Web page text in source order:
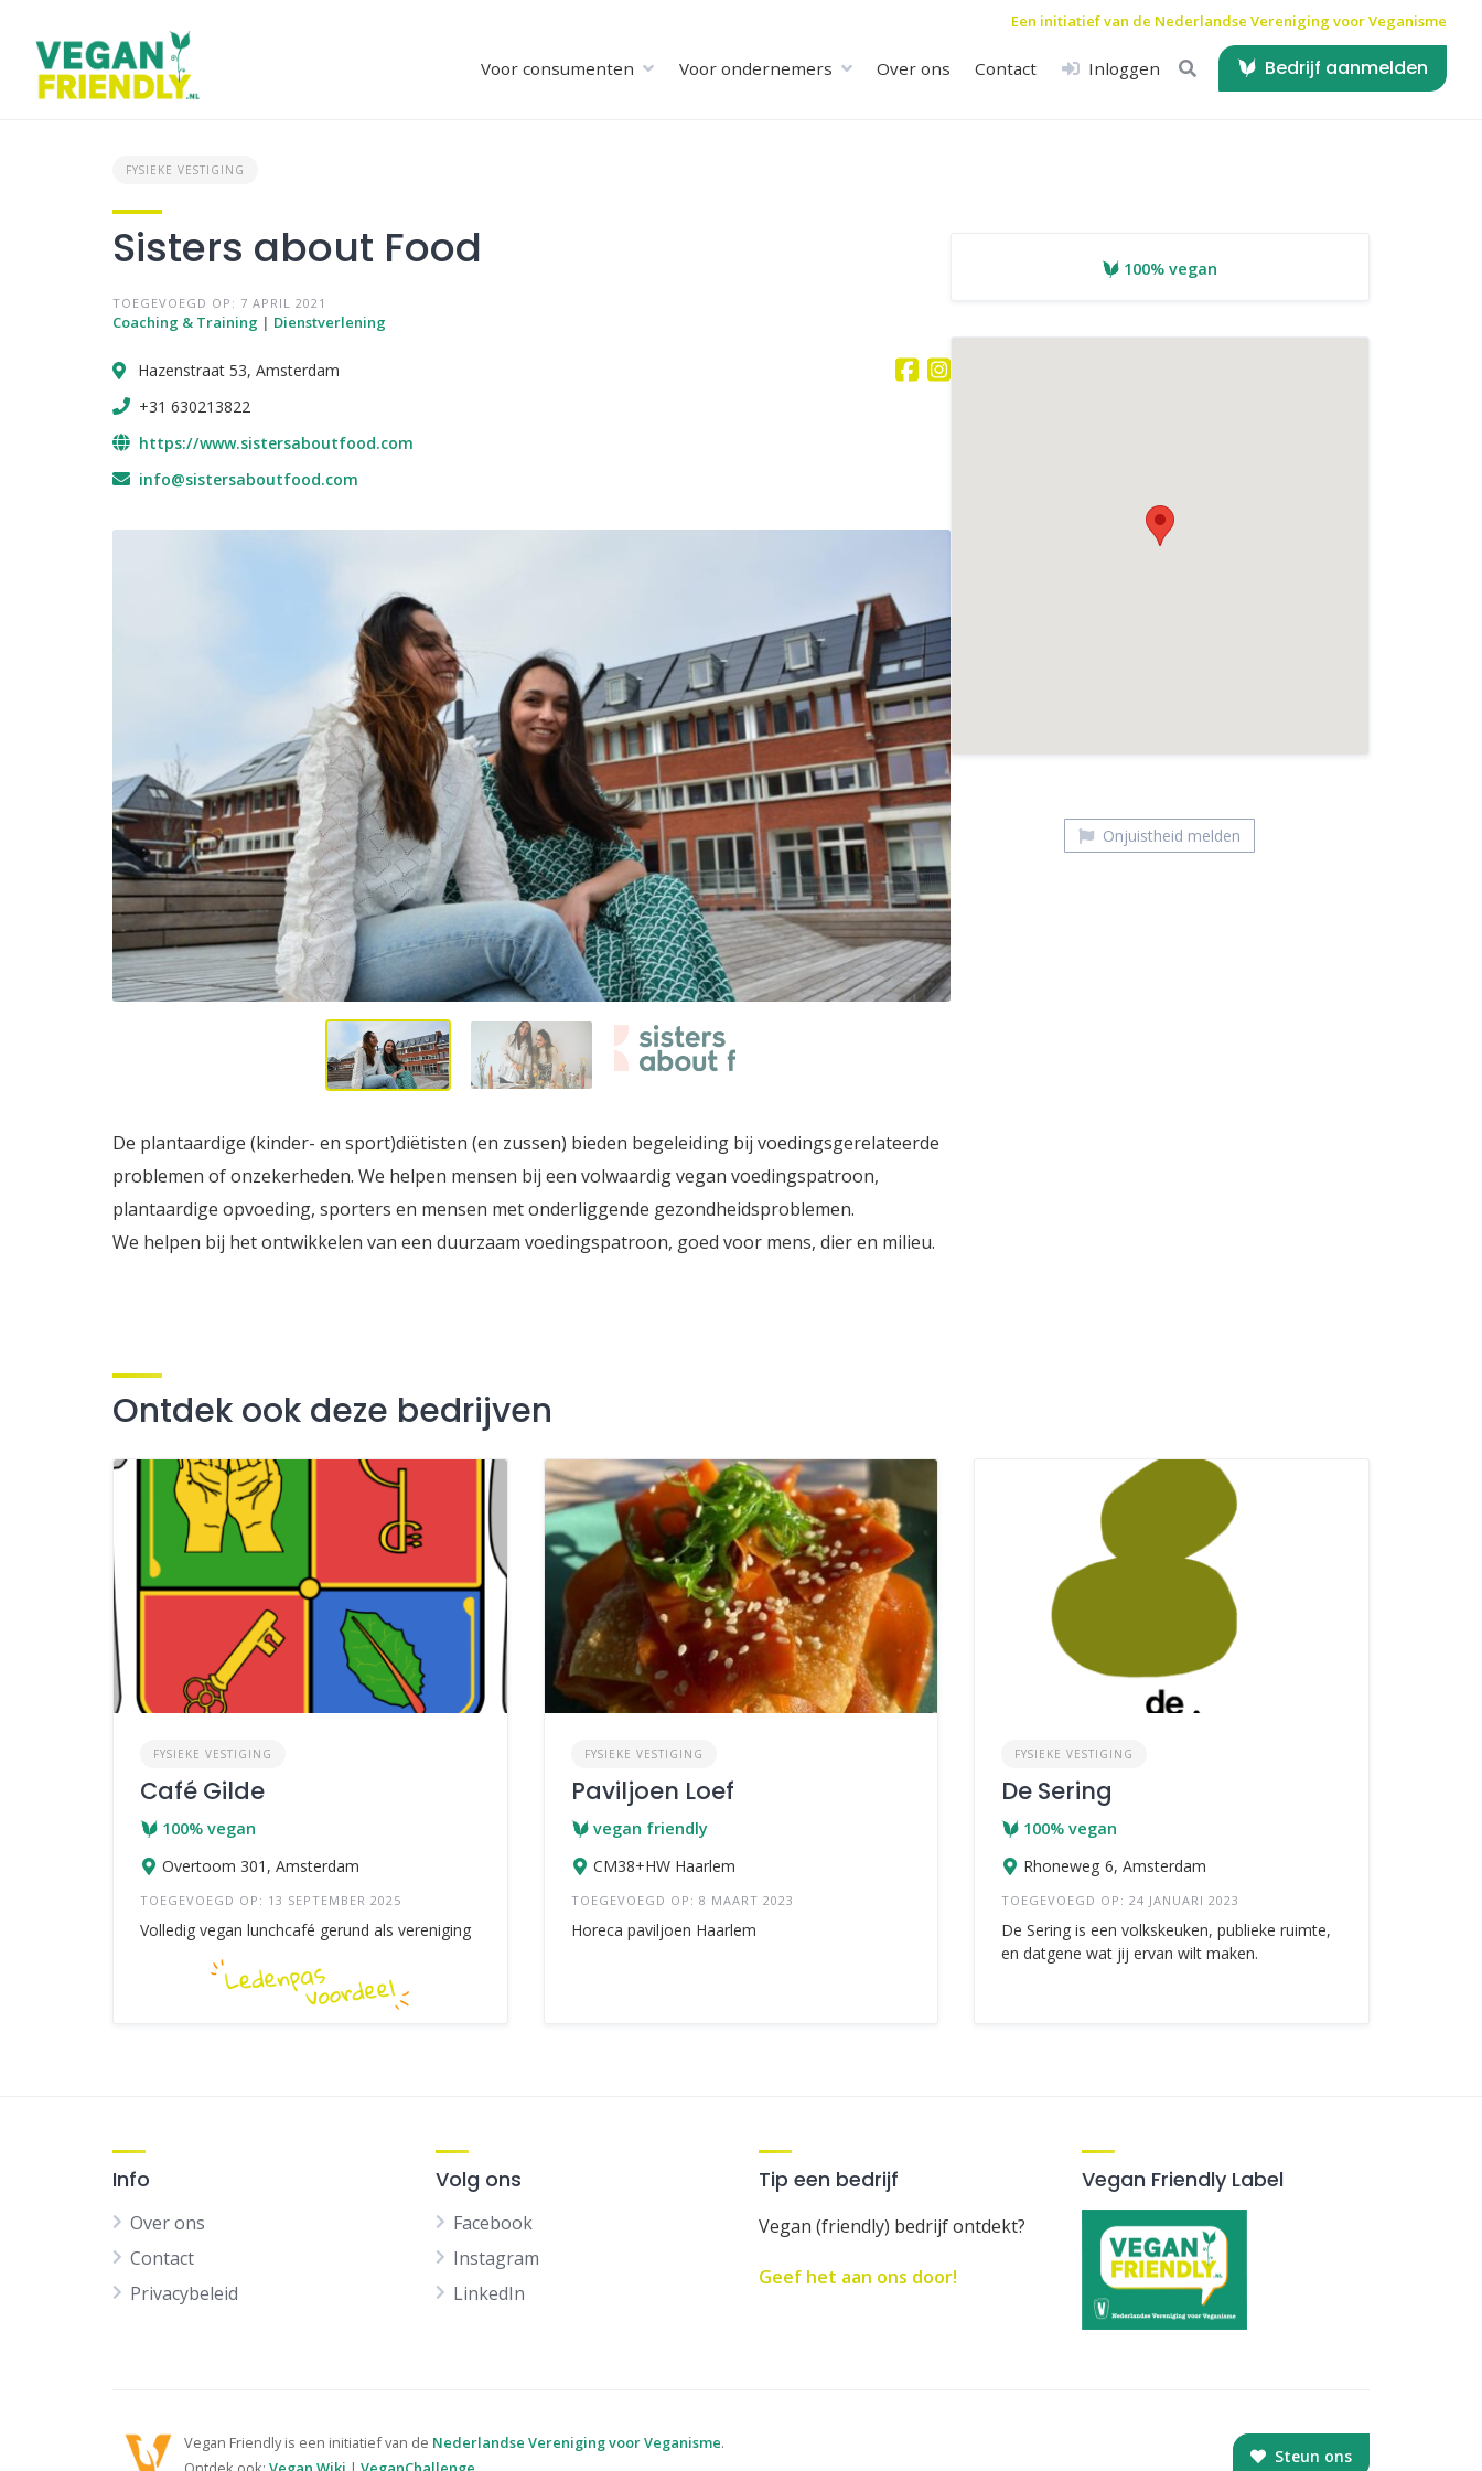
Een initiatief van de Nederlandse Vereniging voor Veganisme
content
Voor consumenten Voor ondernemers Over ons Contact Inloggen Bedrijf aanmelden
FYSIEKE VESTIGING
Sisters about Food
TOEGEVOEGD OP: 7 APRIL 2021
Coaching & Training | Dienstverlening
Hazenstraat 53, Amsterdam
+31 630213822
https://www.sistersaboutfood.com
info@sistersaboutfood.com
De plantaardige (kinder- en sport)diëtisten (en zussen) bieden begeleiding bij voedingsgerelateerde
problemen of onzekerheden. We helpen mensen bij een volwaardig vegan voedingspatroon,
plantaardige opvoeding, sporters en mensen met onderliggende gezondheidsproblemen.
We helpen bij het ontwikkelen van een duurzaam voedingspatroon, goed voor mens, dier en milieu.
100% vegan
Onjuistheid melden
Ontdek ook deze bedrijven
FYSIEKE VESTIGING
Café Gilde
100% vegan
Overtoom 301, Amsterdam
TOEGEVOEGD OP: 13 SEPTEMBER 2025
Volledig vegan lunchcafé gerund als vereniging
FYSIEKE VESTIGING
Paviljoen Loef
vegan friendly
CM38+HW Haarlem
TOEGEVOEGD OP: 8 MAART 2023
Horeca paviljoen Haarlem
FYSIEKE VESTIGING
De Sering
100% vegan
Rhoneweg 6, Amsterdam
TOEGEVOEGD OP: 24 JANUARI 2023
De Sering is een volkskeuken, publieke ruimte,
en datgene wat jij ervan wilt maken.
Info
Over ons
Contact
Privacybeleid
Volg ons
Facebook
Instagram
LinkedIn
Tip een bedrijf
Vegan (friendly) bedrijf ontdekt?
Geef het aan ons door!
Vegan Friendly Label
Vegan Friendly is een initiatief van de Nederlandse Vereniging voor Veganisme.
Steun ons